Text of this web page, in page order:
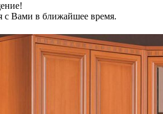
с Вами в ближайшее время.